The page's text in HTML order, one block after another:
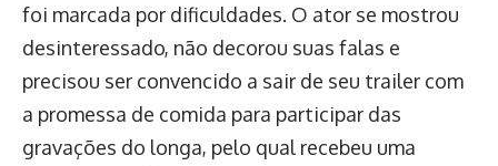
foi marcada por dificuldades. O ator se mostrou
desinteressado, não decorou suas falas e
precisou ser convencido a sair de seu trailer com
a promessa de comida para participar das
gravações do longa, pelo qual recebeu uma